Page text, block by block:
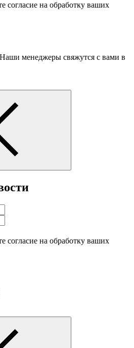
согласие на обработку ваших
менеджеры свяжутся с вами в
согласие на обработку ваших